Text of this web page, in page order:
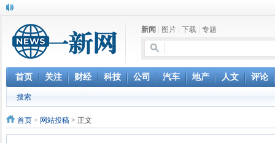
新闻 图片 下载 专题
首页 关注 财经 科技 公司 汽车 地产 人文 评论
搜索
首页 > 网站投稿 > 正文